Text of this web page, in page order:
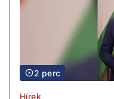
2 perc
Hírek